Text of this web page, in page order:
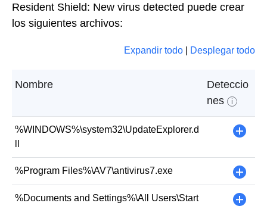
Resident Shield: New virus detected puede crear
los siguientes archivos:
Expandir todo Desplegar todo
Nombre
Deteccio
nes
i
%WINDOWS%\system32\UpdateExplorer.d
+
%Program Files%\AV7\antivirus7.exe +
%Documents and Settings%\All Users\Start
+